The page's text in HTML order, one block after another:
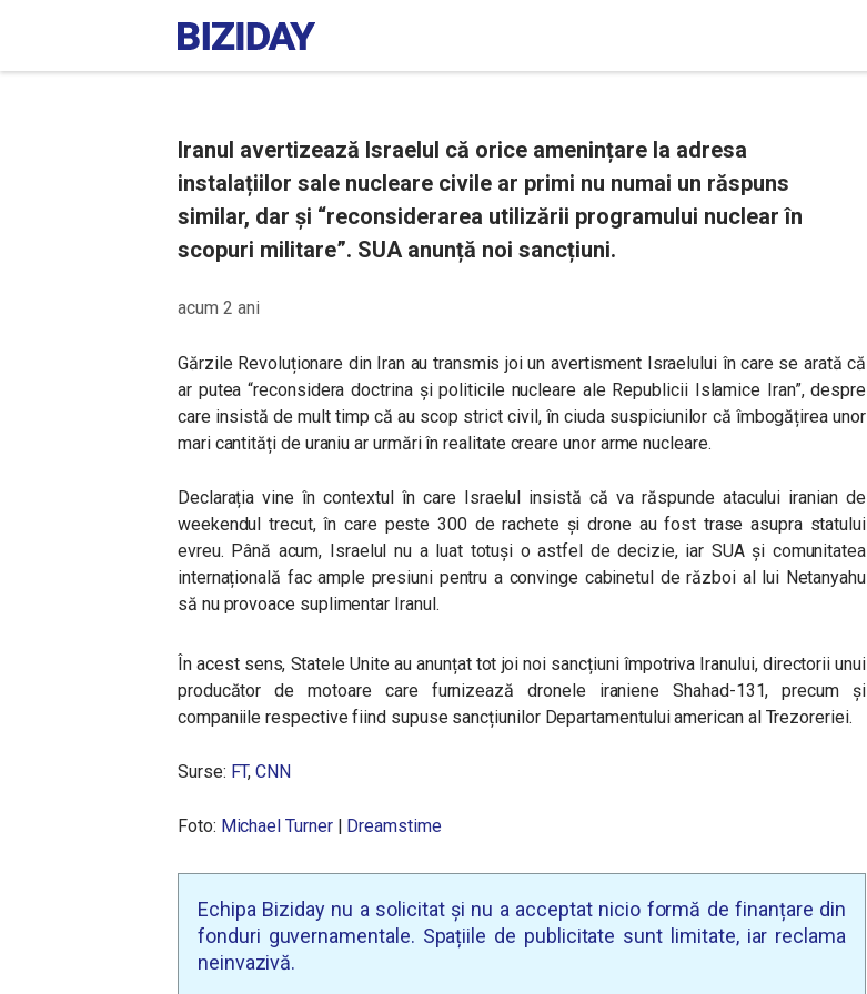
Iranul avertizează Israelul că orice amenințare la adresa
instalațiilor sale nucleare civile ar primi nu numai un răspuns
similar, dar și “reconsiderarea utilizării programului nuclear în
scopuri militare”. SUA anunță noi sancțiuni.
acum 2 ani
Gărzile Revoluționare din Iran au transmis joi un avertisment Israelului în care se arată că
ar putea “reconsidera doctrina și politicile nucleare ale Republicii Islamice Iran”, despre
care insistă de mult timp că au scop strict civil, în ciuda suspiciunilor că îmbogățirea unor
mari cantități de uraniu ar urmări în realitate creare unor arme nucleare.
Declarația vine în contextul în care Israelul insistă că va răspunde atacului iranian de
weekendul trecut, în care peste 300 de rachete și drone au fost trase asupra statului
evreu. Până acum, Israelul nu a luat totuși o astfel de decizie, iar SUA și comunitatea
internațională fac ample presiuni pentru a convinge cabinetul de război al lui Netanyahu
să nu provoace suplimentar Iranul.
În acest sens, Statele Unite au anunțat tot joi noi sancțiuni împotriva Iranului, directorii unui
producător de motoare care furnizează dronele iraniene Shahad-131, precum și
companiile respective fiind supuse sancțiunilor Departamentului american al Trezoreriei.
Surse: FT,CNN
Foto: Michael Turner | Dreamstime
Echipa Biziday nu a solicitat și nu a acceptat nicio formă de finanțare din
fonduri guvernamentale. Spațiile de publicitate sunt limitate, iar reclama
neinvazivă.